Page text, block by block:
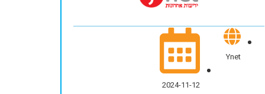
Ynet
2024-11-12